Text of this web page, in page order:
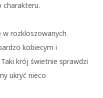
rozkloszowanych
kobiecym i
krój świetnie sprawdzi
ukryć nieco